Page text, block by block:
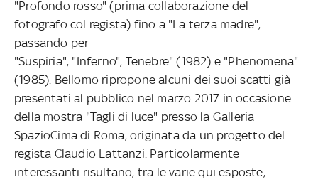
"Profondo rosso" (prima collaborazione del
fotografo col regista) fino a "La terza madre",
passando per
"Suspiria", "Inferno", Tenebre" (1982) e "Phenomena"
(1985). Bellomo ripropone alcuni dei suoi scatti già
presentati al pubblico nel marzo 2017 in occasione
della mostra "Tagli di luce" presso la Galleria
SpazioCima di Roma, originata da un progetto del
regista Claudio Lattanzi. Particolarmente
interessanti risultano, tra le varie qui esposte,